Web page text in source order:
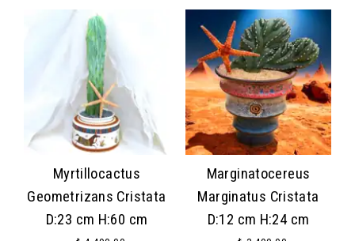
Myrtillocactus
Geometrizans Cristata
D:23 cm H:60 cm
Marginatocereus
Marginatus Cristata
D:12 cm H:24 cm